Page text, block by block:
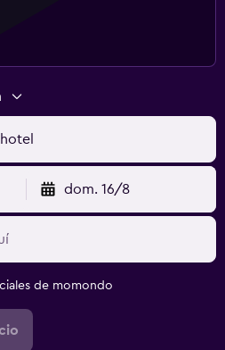
dom. 16/8
de momondo